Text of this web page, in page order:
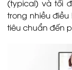
(typical) và tối
trong nhiều
tiêu chuẩn đến